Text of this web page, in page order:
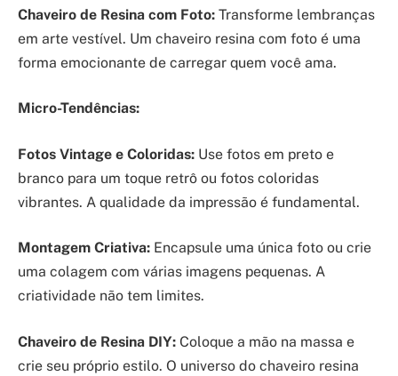
Chaveiro de Resina com Foto: Transforme lembranças
em arte vestível. Um chaveiro resina com foto é uma
forma emocionante de carregar quem você ama.
Micro-Tendências:
Fotos Vintage e Coloridas: Use fotos em preto e
branco para um toque retrô ou fotos coloridas
vibrantes. A qualidade da impressão é fundamental.
Montagem Criativa: Encapsule uma única foto ou crie
uma colagem com várias imagens pequenas. A
criatividade não tem limites.
Chaveiro de Resina DIY: Coloque a mão na massa e
crie seu próprio estilo. O universo do chaveiro resina